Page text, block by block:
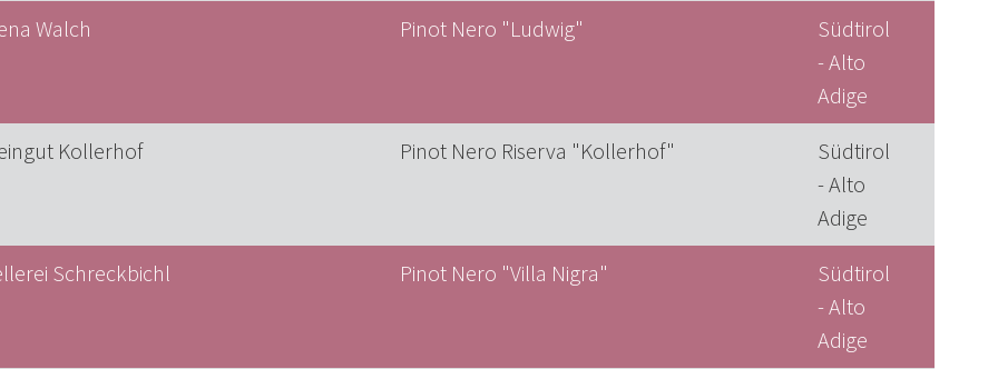
Walch Pinot Nero "Ludwig"
Südtirol
- Alto
Adige
Kollerhof Pinot Nero Riserva "Kollerhof"
Südtirol
- Alto
Adige
Schreckbichl Pinot Nero "Villa Nigra"
Südtirol
- Alto
Adige